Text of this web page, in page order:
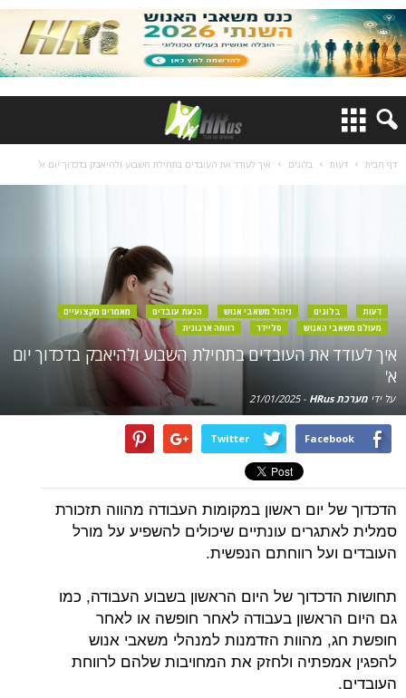
דף הבית דעות בלוגים איך לעודד את העובדים בתחילת השבוע ולהיאבק בדכדוך יום א'
דעות בלוגים ניהול משאבי אנוש הנעת עובדים
מאמרים מקצועיים
מעולם משאבי האנוש
סליידר רווחה ארגונית
איך לעודד את העובדים בתחילת השבוע ולהיאבק בדכדוך יום
א'
על ידי מערכת HRus -
21/01/2025
Facebook
Twitter
הדכדוך של יום ראשון במקומות העבודה מהווה תזכורת
סמלית לאתגרים עונתיים שיכולים להשפיע על מורל
העובדים ועל רווחתם הנפשית.
תחושות הדכדוך של היום הראשון בשבוע העבודה, כמו
גם היום הראשון בעבודה לאחר חופשה או לאחר
חופשת חג, מהוות הזדמנות למנהלי משאבי אנוש
להפגין אמפתיה ולחזק את המחויבות שלהם לרווחת
העובדים.